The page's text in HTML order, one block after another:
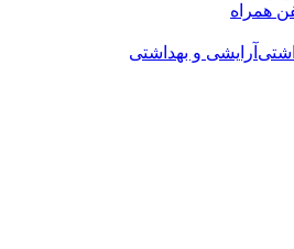
همراه
آرایشی و بهداشتی